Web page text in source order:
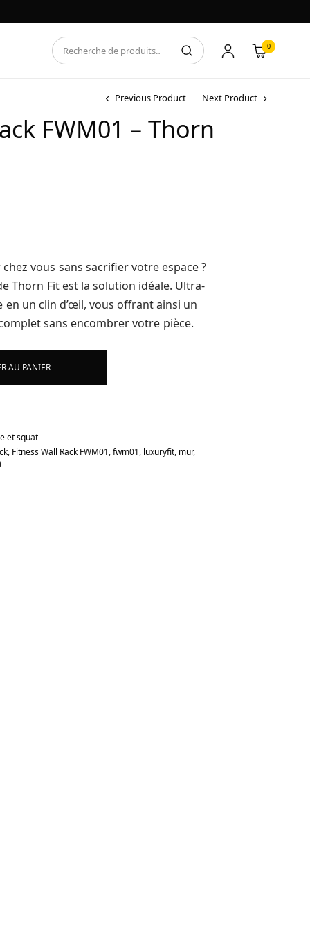
0
Previous Product Next Product
FWM01 – Thorn
vous sans sacrifier votre espace ?
Thorn Fit est la solution idéale. Ultra-
en un clin d’œil, vous offrant ainsi un
sans encombrer votre pièce.
AU PANIER
et squat
, Fitness Wall Rack FWM01,fwm01, luxuryfit, mur,